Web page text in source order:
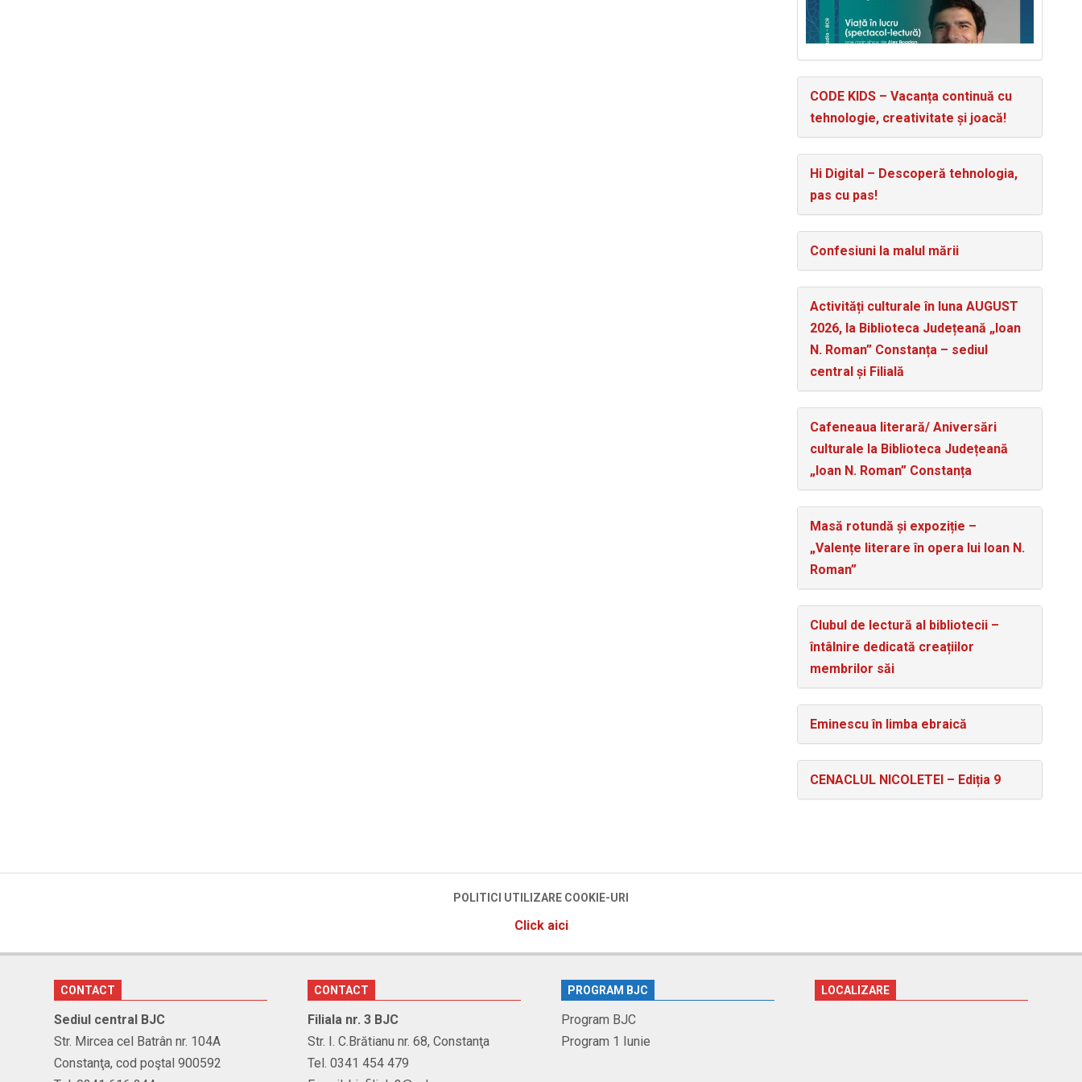
CODE KIDS – Vacanța continuă cu
tehnologie, creativitate și joacă!
Hi Digital – Descoperă tehnologia,
pas cu pas!
Confesiuni la malul mării
Activități culturale în luna AUGUST
2026, la Biblioteca Județeană „Ioan
N. Roman” Constanța – sediul
central și Filială
Cafeneaua literară/ Aniversări
culturale la Biblioteca Județeană
„Ioan N. Roman” Constanța
Masă rotundă și expoziție –
„Valențe literare în opera lui Ioan N.
Roman”
Clubul de lectură al bibliotecii –
întâlnire dedicată creațiilor
membrilor săi
Eminescu în limba ebraică
CENACLUL NICOLETEI – Ediția 9
POLITICI UTILIZARE COOKIE-URI
Click aici
CONTACT
Sediul central BJC
Str. Mircea cel Batrân nr. 104A
Constanţa, cod poştal 900592
CONTACT
Filiala nr. 3 BJC
Str. I. C.Brătianu nr. 68, Constanţa
Tel. 0341 454 479
PROGRAM BJC
Program BJC
Program 1 Iunie
LOCALIZARE